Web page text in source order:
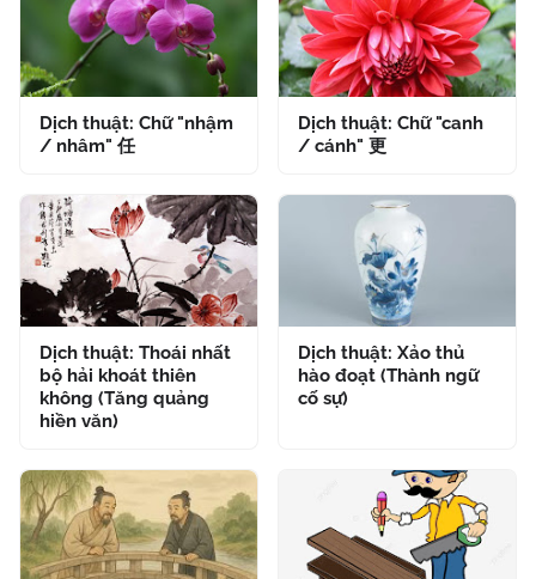
Dịch thuật: Chữ "nhậm
/ nhâm" 任
Dịch thuật: Chữ "canh
/ cánh" 更
Dịch thuật: Thoái nhất
bộ hải khoát thiên
không (Tăng quảng
hiền văn)
Dịch thuật: Xảo thủ
hào đoạt (Thành ngữ
cố sự)